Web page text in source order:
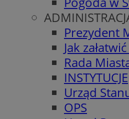
Prezydent
Jak
Rada
INSTYTUCJE
Urząd
OPS